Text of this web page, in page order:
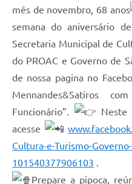
Notícias
Galeria de Fotos
Arquivos para Download
Governo Digital
LGPD
Regimento Interno da
mês de novembro, 68 anos
semana do aniversário
Secretaria Municipal de
do PROAC e Governo de
de nossa pagina no
Mennandes&Satiros
Funcionário”.
Neste
acesse
Cultura-e-Turismo-
101540377906103 .
Prepare a pipoca,